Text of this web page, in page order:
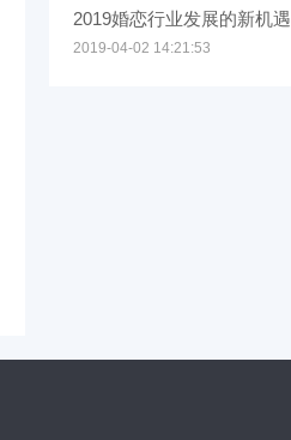
2019婚恋行业发展的新机遇
2019-04-02 14:21:53